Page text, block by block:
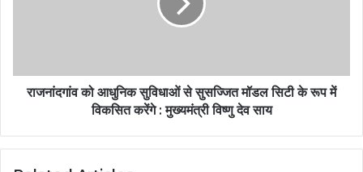
राजनांदगांव को आधुनिक सुविधाओं से सुसज्जित मॉडल सिटी के रूप में
विकसित करेंगे : मुख्यमंत्री विष्णु देव साय